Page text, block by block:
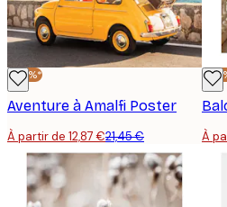
-40%*
Aventure à Amalfi Poster
À partir de 12,87 €21,45 €
-
À